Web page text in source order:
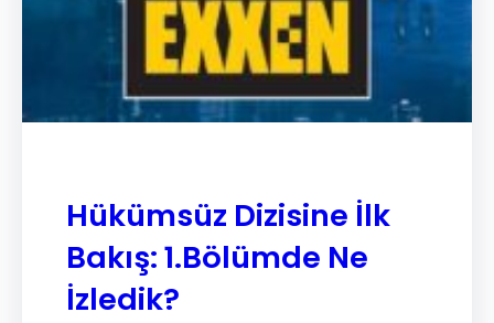
Hükümsüz Dizisine İlk
Bakış: 1.Bölümde Ne
İzledik?